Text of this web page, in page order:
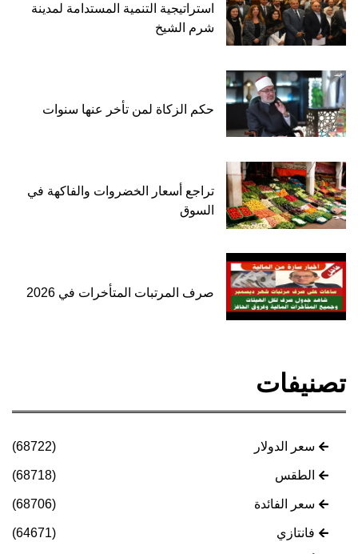
استراتيجية التنمية المستدامة لمدينة
شرم الشيخ
حكم الزكاة لمن تأخر عنها سنوات
تراجع أسعار الخضروات والفاكهة في
السوق
صرف المرتبات المتأخرات في 2026
تصنيفات
سعر الدولار (68722)
الطقس (68718)
سعر الفائدة (68706)
فانتازي (64671)